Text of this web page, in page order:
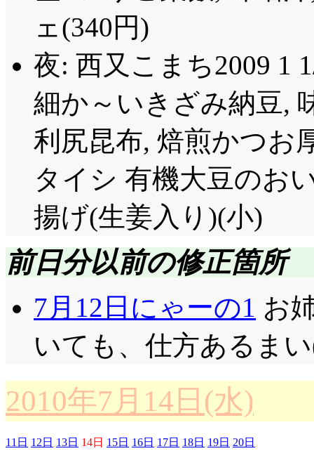
聞くまいと思ってお
強いということをど
聞かれなかったから
ザード(声: 柚木涼香)
刀になりたかったか
た日, そう思ったんだ
ったら, とがめは姉ち
れないじゃないか」
から良く聞いておけ
私の刀はそなたしか
な事いちいち言わす
ーとがめさーん。わ
落ち込む七花にとが
で足折っててもおか
落ち込んでうじうじ
いと言っておるのだ!
ですよね!?
受講証の写真で, た
る澪に対し, 後ろ姿の
「流石天然物は鮮度
み待ちのレベルを超
然としてましたし。
登校日……の放課後
り1個分を巡ってじゃ
刑も導入し, 紬に叩か
は突っ込みとしての
が……それで良いの?
ゃった? で, 紬が勝つ
なら, ここで突っ込み
よ?
「今日はちゃんと苺
ないよ」という唯の
ェ(340円)
夜: 西又こまち2009 1
細か～いきざみ納豆,
利尻昆布, 焙煎かつお
タイシ 有機大豆のお
揚げ(生姜入り)(小)
前日分以前の修正箇所
7月12日にゃーの1 お
いても、仕方あるま
2010年7月14日(水)
11日 12日 13日 14日 15日 16日 17日 18日 19日 20日